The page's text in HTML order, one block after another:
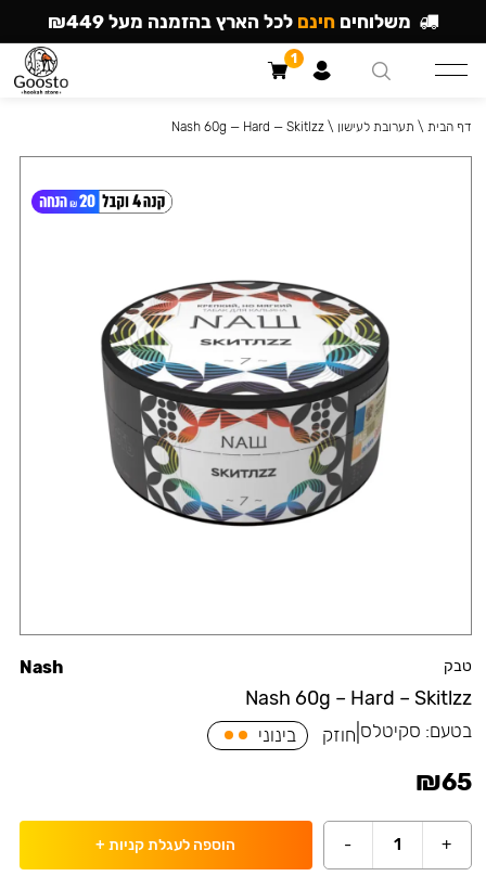
טבק
Nash 60g – Hard – Skitlzz
Nash
בטעם: סקיטלס חוזק בינוני
₪65
+
1
- הוספה לעגלת קניות +
דף הבית \ תערובת לעישון \
Nash 60g — Hard — Skitlzz
משלוחים חינם לכל הארץ בהזמנה מעל ₪449
1